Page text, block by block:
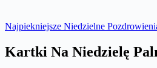
Najpiekniejsze Niedzielne
Kartki Na Niedzielę